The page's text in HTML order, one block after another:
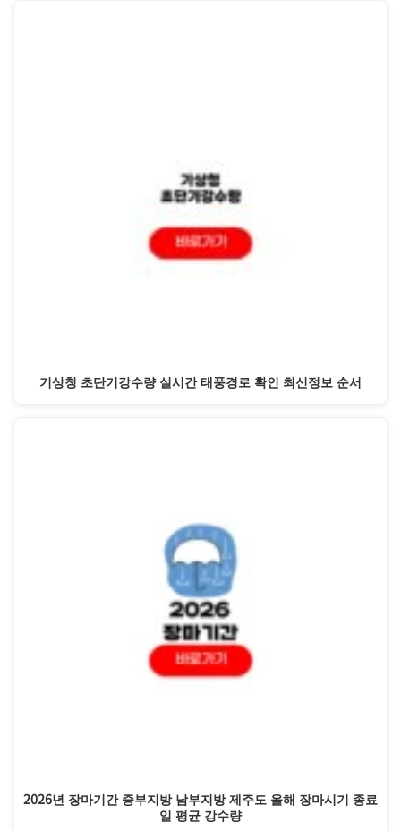
기상청 초단기강수량 실시간 태풍경로 확인 최신정보 순서
2026년 장마기간 중부지방 남부지방 제주도 올해 장마시기 종료
일 평균 강수량